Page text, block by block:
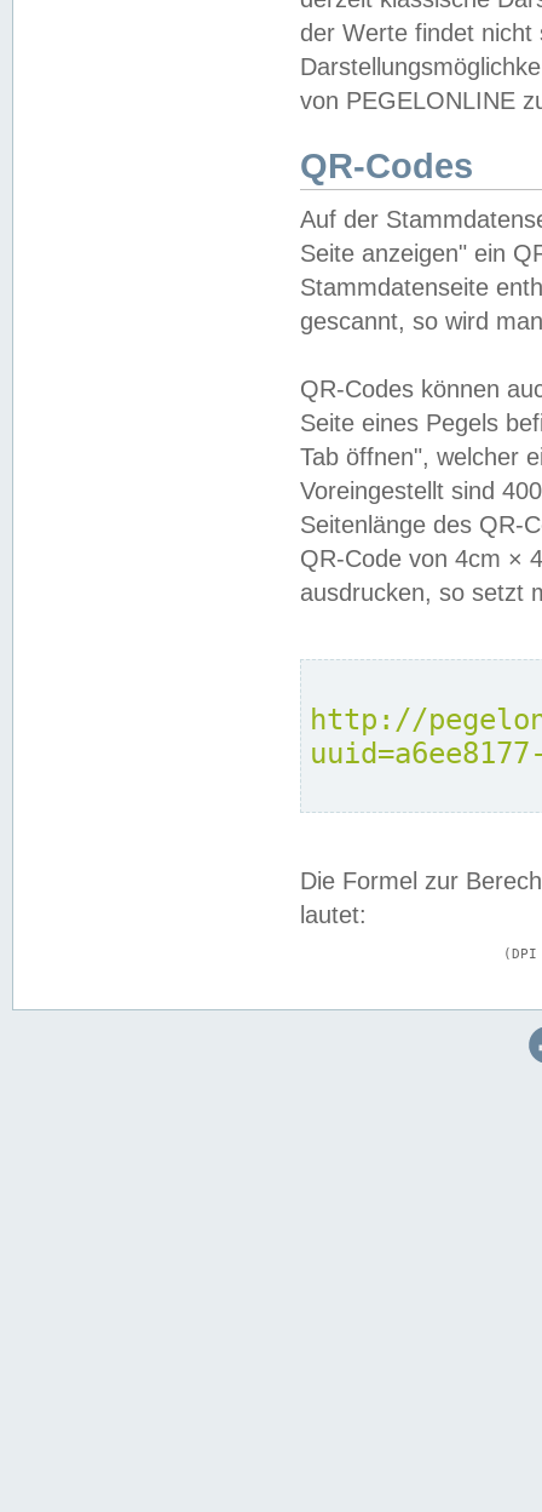
der Werte findet
von PEGELONLINE
QR-Codes
Auf der
Seite anzeigen" ein
Stammdatenseite
gescannt, so wird
QR-Codes können
Seite eines Pegels
Tab öffnen", welcher
Voreingestellt sind
Seitenlänge des QR-
QR-Code von 4cm ×
ausdrucken, so setzt
http://
Die Formel zur
lautet: